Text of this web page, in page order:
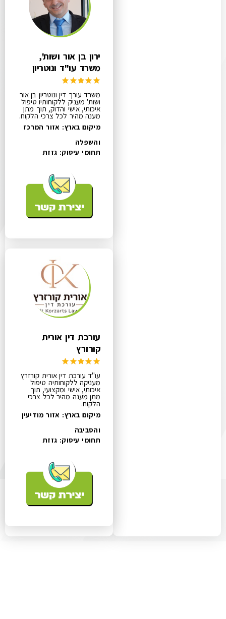
ירון בן אור ושות',
משרד עו"ד ונוטריון
משרד עורך דין ונוטריון בן אור
ושות' מעניק ללקוחותיו טיפול
איכותי, אישי והדוק, תוך מתן
מענה מהיר לכל צרכי הלקוח.
מיקום בארץ: אזור המרכז
והשפלה
תחומי עיסוק: גזזת
עורכת דין אורית
קורזרץ
עו"ד עורכת דין אורית קורזרץ
מעניקה ללקוחותיה טיפול
איכותי, אישי ומקצועי, תוך
מתן מענה מהיר לכל צרכי
הלקוח.
מיקום בארץ: אזור מודיעין
והסביבה
תחומי עיסוק: גזזת